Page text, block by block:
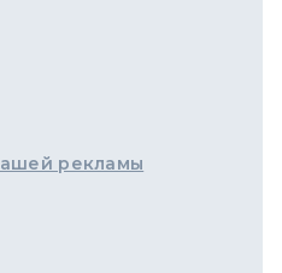
рекламы